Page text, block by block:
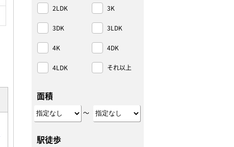
2LDK 3K
3DK 3LDK
4K 4DK
4LDK それ以上
面積
～
駅徒歩